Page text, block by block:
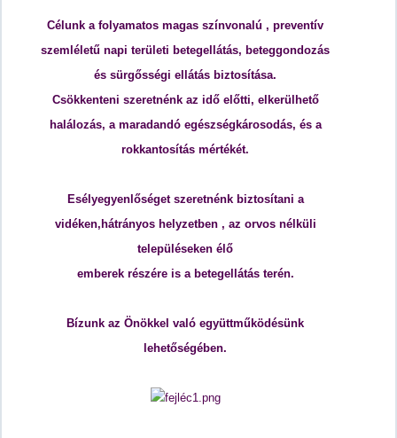
Célunk a folyamatos magas színvonalú , preventív
szemléletű napi területi betegellátás, beteggondozás
és sürgősségi ellátás biztosítása.
Csökkenteni szeretnénk az idő előtti, elkerülhető
halálozás, a maradandó egészségkárosodás, és a
rokkantosítás mértékét.
Esélyegyenlőséget szeretnénk biztosítani a
vidéken,hátrányos helyzetben , az orvos nélküli
településeken élő
emberek részére is a betegellátás terén.
Bízunk az Önökkel való együttműködésünk
lehetőségében.